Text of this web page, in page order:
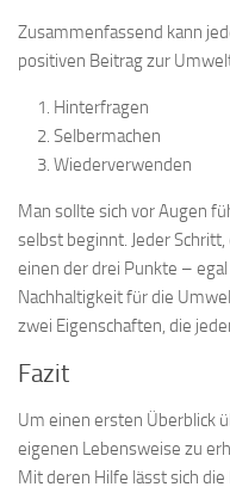
Zusammenfassend kann
positiven Beitrag zur
Hinterfragen
Selbermachen
Wiederverwenden
Man sollte sich vor Augen
selbst beginnt. Jeder
einen der drei Punkte –
Nachhaltigkeit für die
zwei Eigenschaften, die
Fazit
Um einen ersten Überblick
eigenen Lebensweise zu
Mit deren Hilfe lässt sich